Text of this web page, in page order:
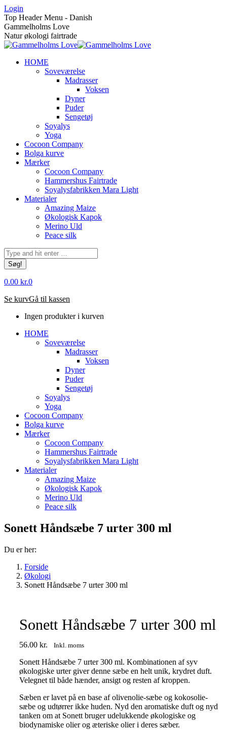
Skip
to
content
Login
Top Header Menu - Danish
Gammelholms Love
Natur økologi fairtrade
HOME
Soveværelse
Madrasser
Voksen
Dyner
Puder
Sengetøj
Soyalys
Yoga
Cocoon Company
Bolga kurve
Mærker
Cocoon Company
Hammershus Fairtrade
Soyalysfabrikken Mara Light
Materialer
Amazing Maize
Økologisk Kapok
Merino Uld
Peace silk
Søg:
0.00 kr.0
Se kurvGå til kassen
Ingen produkter i kurven
HOME
Soveværelse
Madrasser
Voksen
Dyner
Puder
Sengetøj
Soyalys
Yoga
Cocoon Company
Bolga kurve
Mærker
Cocoon Company
Hammershus Fairtrade
Soyalysfabrikken Mara Light
Materialer
Amazing Maize
Økologisk Kapok
Merino Uld
Peace silk
Sonett Håndsæbe 7 urter 300 ml
Du er her:
Forside
Økologi
Sonett Håndsæbe 7 urter 300 ml
Sonett Håndsæbe 7 urter 300 ml
56.00 kr. Inkl. moms
Sonett Håndsæbe 7 urter 300 ml. Kombinationen af syv
økologiske urter giver denne sæbe en helt unik, krydret duft.
Velegnet til både hænder, ansigt og resten af kroppen.
Sæben er lavet på en base af olivenolie-sæbe og kokosolie-
sæbe og udtørrer ikke huden. Nyd den aromatiske duft og nyd
tanken om at Sonett bruger udelukkende økologiske og
biodynamiske olier og æteriske olier i deres sæber.